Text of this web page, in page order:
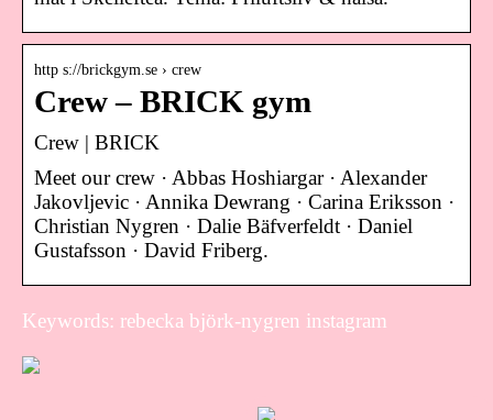
http s://brickgym.se › crew
Crew – BRICK gym
Crew | BRICK
Meet our crew · Abbas Hoshiargar · Alexander
Jakovljevic · Annika Dewrang · Carina Eriksson ·
Christian Nygren · Dalie Bäfverfeldt · Daniel
Gustafsson · David Friberg.
Keywords: rebecka björk-nygren instagram